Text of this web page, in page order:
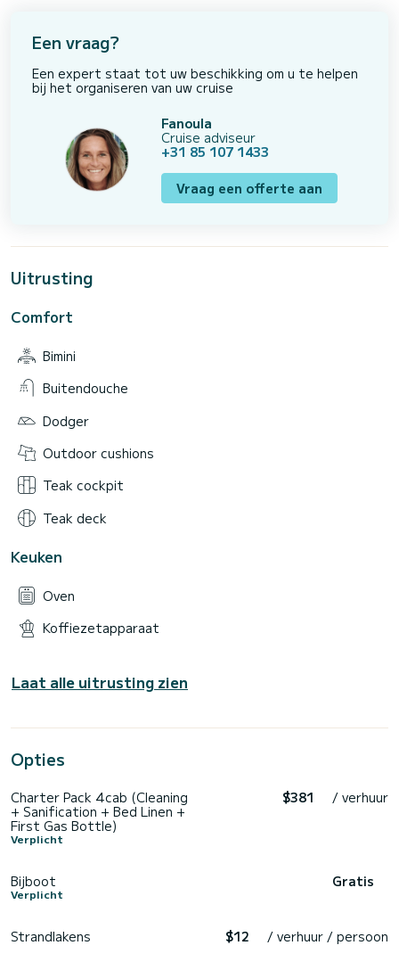
Een vraag?
Een expert staat tot uw beschikking om u te helpen
bij het organiseren van uw cruise
Fanoula
Cruise adviseur
+31 85 107 1433
Vraag een offerte aan
Uitrusting
Comfort
Bimini
Buitendouche
Dodger
Outdoor cushions
Teak cockpit
Teak deck
Keuken
Oven
Koffiezetapparaat
Laat alle uitrusting zien
Opties
Charter Pack 4cab (Cleaning
+ Sanification + Bed Linen +
First Gas Bottle)
Verplicht
$381 / verhuur
Bijboot
Verplicht
Gratis
Strandlakens $12 / verhuur / persoon